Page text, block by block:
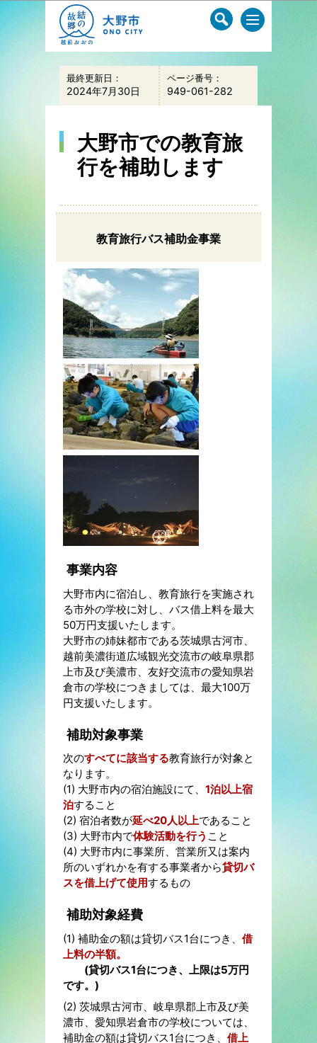
このページの本文へ移動
最終更新日：
2024年7月30日
ページ番号：
949-061-282
大野市での教育旅
行を補助します
教育旅行バス補助金事業
事業内容
大野市内に宿泊し、教育旅行を実施され
る市外の学校に対し、バス借上料を最大
50万円支援いたします。
大野市の姉妹都市である茨城県古河市、
越前美濃街道広域観光交流市の岐阜県郡
上市及び美濃市、友好交流市の愛知県岩
倉市の学校につきましては、最大100万
円支援いたします。
補助対象事業
次のすべてに該当する教育旅行が対象と
なります。
(1) 大野市内の宿泊施設にて、 1泊以上宿
泊すること
(2) 宿泊者数が延べ20人以上であること
(3) 大野市内で体験活動を行う こと
(4) 大野市内に事業所、営業所又は案内
所のいずれかを有する事業者から貸切バ
スを借上げて使用するもの
補助対象経費
(1) 補助金の額は貸切バス1台につき、 借
上料の半額。
(貸切バス1台につき、上限は5万円
です。)
(2) 茨城県古河市、岐阜県郡上市及び美
濃市、愛知県岩倉市の学校については、
補助金の額は貸切バス1台につき、 借上